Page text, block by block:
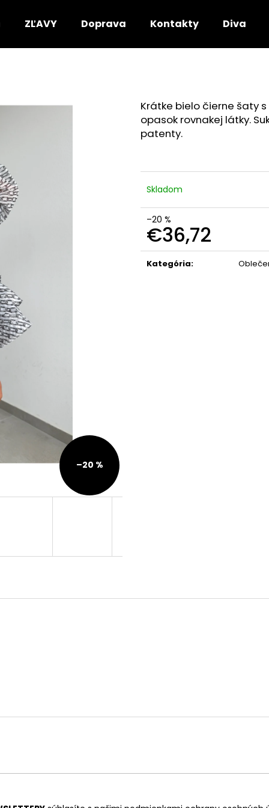
ZĽAVY Doprava Kontakty DivaRio
Krátke bielo čierne šaty
opasok rovnakej látky.
patenty.
Skladom
–20 %
€36,72
Jednotková
cena:
Kategória:
–20 %
HĽADAŤ